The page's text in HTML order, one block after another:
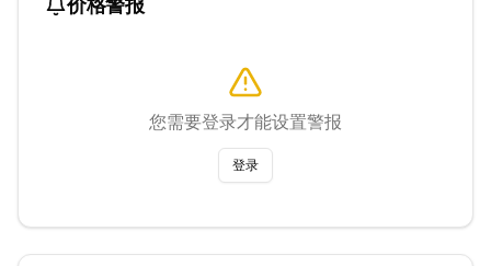
价格警报
您需要登录才能设置警报
登录